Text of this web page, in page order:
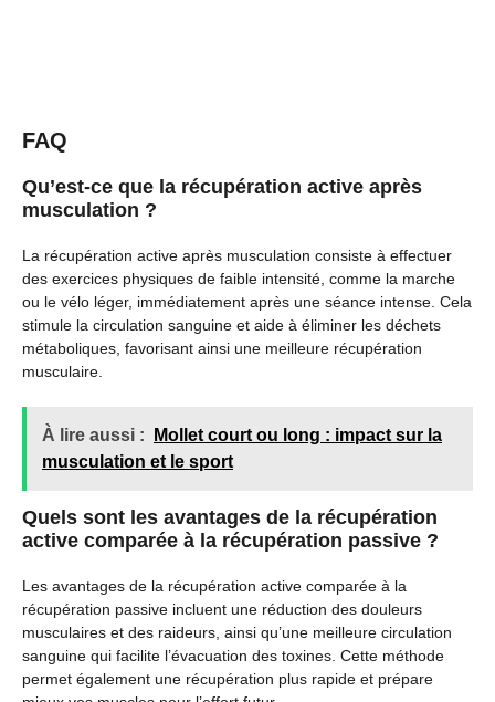
FAQ
Qu’est-ce que la récupération active après
musculation ?
La récupération active après musculation consiste à effectuer
des exercices physiques de faible intensité, comme la marche
ou le vélo léger, immédiatement après une séance intense. Cela
stimule la circulation sanguine et aide à éliminer les déchets
métaboliques, favorisant ainsi une meilleure récupération
musculaire.
À lire aussi :
Mollet court ou long : impact sur la
musculation et le sport
Quels sont les avantages de la récupération
active comparée à la récupération passive ?
Les avantages de la récupération active comparée à la
récupération passive incluent une réduction des douleurs
musculaires et des raideurs, ainsi qu’une meilleure circulation
sanguine qui facilite l’évacuation des toxines. Cette méthode
permet également une récupération plus rapide et prépare